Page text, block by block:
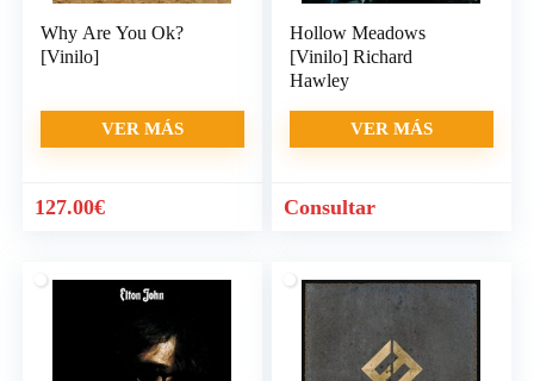
Why Are You Ok?
[Vinilo]
VER MÁS
127.00€
Hollow Meadows
[Vinilo] Richard
Hawley
VER MÁS
Consultar